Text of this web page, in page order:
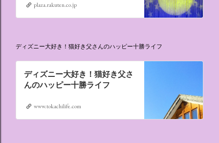
plaza.rakuten.co.jp
ディズニー大好き！猫好き父さんのハッピー十勝ライフ
ディズニー大好き！猫好き父さ
んのハッピー十勝ライフ
www.tokachilife.com